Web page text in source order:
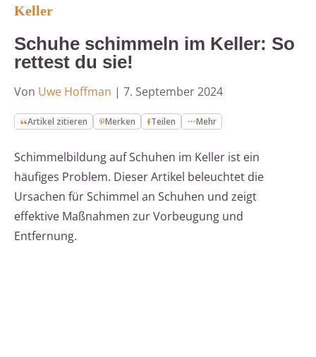
Keller
Schuhe schimmeln im Keller: So
rettest du sie!
Von Uwe Hoffman | 7. September 2024
Artikel zitieren Merken Teilen Mehr
Schimmelbildung auf Schuhen im Keller ist ein
häufiges Problem. Dieser Artikel beleuchtet die
Ursachen für Schimmel an Schuhen und zeigt
effektive Maßnahmen zur Vorbeugung und
Entfernung.